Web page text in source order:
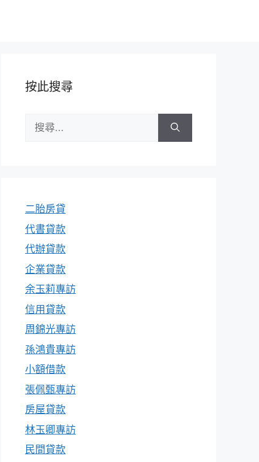
按此搜尋
尋:
二胎房貸
代書貸款
代辦貸款
企業貸款
余玉莉專訪
信用貸款
周錦光專訪
孫鴻貴專訪
小額借款
張佩甄專訪
房屋貸款
林玉卿專訪
民間貸款